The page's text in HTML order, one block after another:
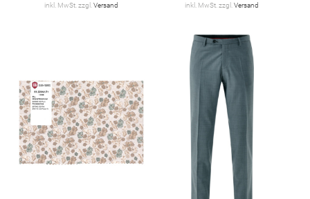
inkl. MwSt. zzgl. Versand inkl. MwSt. zzgl. Versand